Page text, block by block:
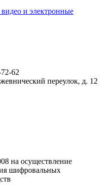
и электронные
62
переулок, д. 12
на осуществление
шифровальных